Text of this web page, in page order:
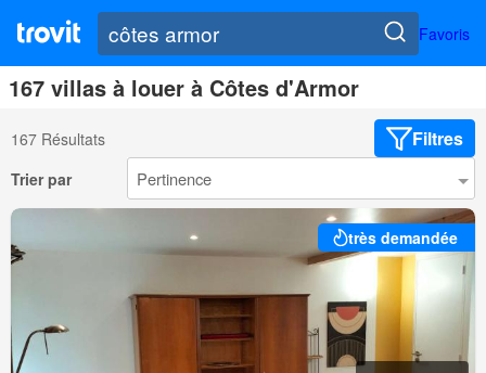
Favoris
167 villas à louer à Côtes d'Armor
167 Résultats Filtres
Trier par
très demandée